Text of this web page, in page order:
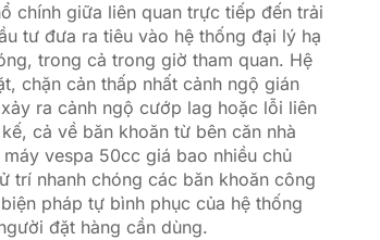
chính giữa liên quan trực tiếp đến trải
tư đưa ra tiêu vào hệ thống đại lý hạ
trong cả trong giờ tham quan. Hệ
chặn cản thấp nhất cảnh ngộ gián
ra cảnh ngộ cướp lag hoặc lỗi liên
cả về băn khoăn từ bên căn nhà
vespa 50cc giá bao nhiều chủ
trí nhanh chóng các băn khoăn công
pháp tự bình phục của hệ thống
đặt hàng cần dùng.